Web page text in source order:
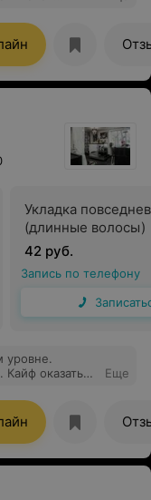
Укладка
(длинные волосы)
42 руб.
Запись по телефону
уровне.
оказаться
Еще